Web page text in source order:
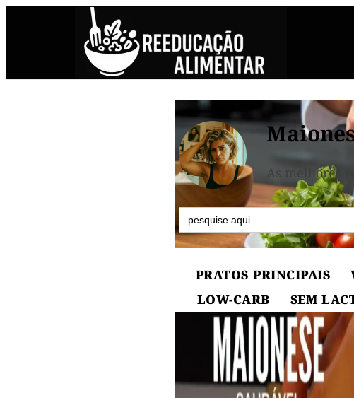
As melhores
Search
for:
PRATOS PRINCIPAIS
LOW-CARB
SEM